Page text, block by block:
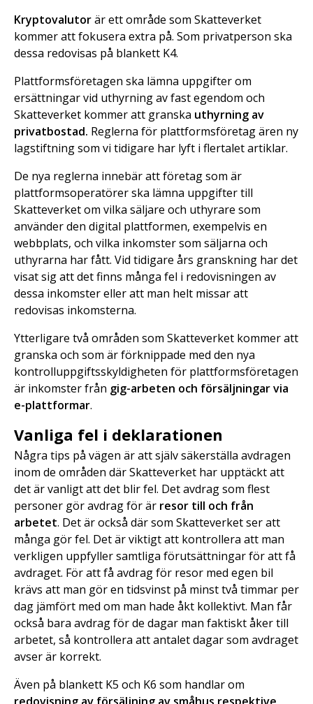
Kryptovalutorär ett område som Skatteverket
kommer att fokusera extra på. Som privatperson ska
dessa redovisas på blankett K4.
Plattformsföretagen ska lämna uppgifter om
ersättningar vid uthyrning av fast egendom och
Skatteverket kommer att granska uthyrning av
privatbostad. Reglerna för plattformsföretag ären ny
lagstiftning som vi tidigare har lyft i flertalet artiklar.
De nya reglerna innebär att företag som är
plattformsoperatörer ska lämna uppgifter till
Skatteverket om vilka säljare och uthyrare som
använder den digital plattformen, exempelvis en
webbplats, och vilka inkomster som säljarna och
uthyrarna har fått. Vid tidigare års granskning har det
visat sig att det finns många fel i redovisningen av
dessa inkomster eller att man helt missar att
redovisas inkomsterna.
Ytterligare två områden som Skatteverket kommer att
granska och som är förknippade med den nya
kontrolluppgiftsskyldigheten för plattformsföretagen
är inkomster från gig-arbeten och försäljningar via
e-plattformar.
Vanliga fel i deklarationen
Några tips på vägen är att själv säkerställa avdragen
inom de områden där Skatteverket har upptäckt att
det är vanligt att det blir fel. Det avdrag som flest
personer gör avdrag för är resor till och från
arbetet. Det är också där som Skatteverket ser att
många gör fel. Det är viktigt att kontrollera att man
verkligen uppfyller samtliga förutsättningar för att få
avdraget. För att få avdrag för resor med egen bil
krävs att man gör en tidsvinst på minst två timmar per
dag jämfört med om man hade åkt kollektivt. Man får
också bara avdrag för de dagar man faktiskt åker till
arbetet, så kontrollera att antalet dagar som avdraget
avser är korrekt.
Även på blankett K5 och K6 som handlar om